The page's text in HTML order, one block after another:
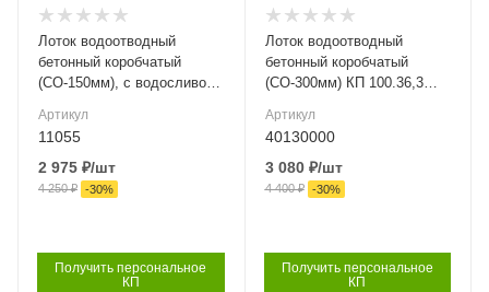
115
Класс нагрузки
C250
Материал лотка и
решетки
Вес, кг
BGF 30
Лоток водоотводный
бетонный коробчатый
(СО-150мм), с водосливом
BGF
Артикул
11055
2 975 ₽/шт
4 250₽ -30%
Получить персональное
КП
55
Класс нагрузки
C250
Материал лотка и
решетки
Вес, кг
BGF 30
Лоток водоотводный
бетонный коробчатый
(СО-300мм) КП 100.36,3
Артикул
40130000
3 080₽/шт
4 400₽ -30%
Получить персональное
КП